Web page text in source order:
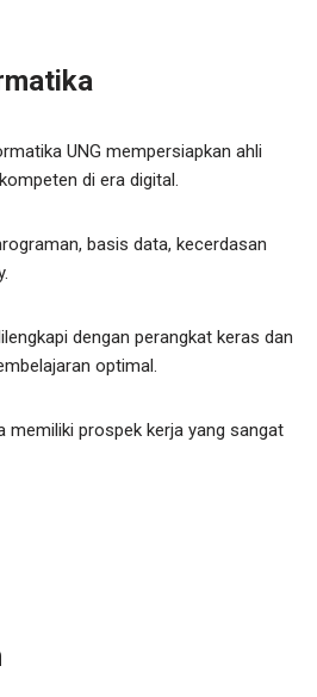
UNG mempersiapkan ahli
di era digital.
basis data, kecerdasan
dengan perangkat keras dan
optimal.
memiliki prospek kerja yang sangat